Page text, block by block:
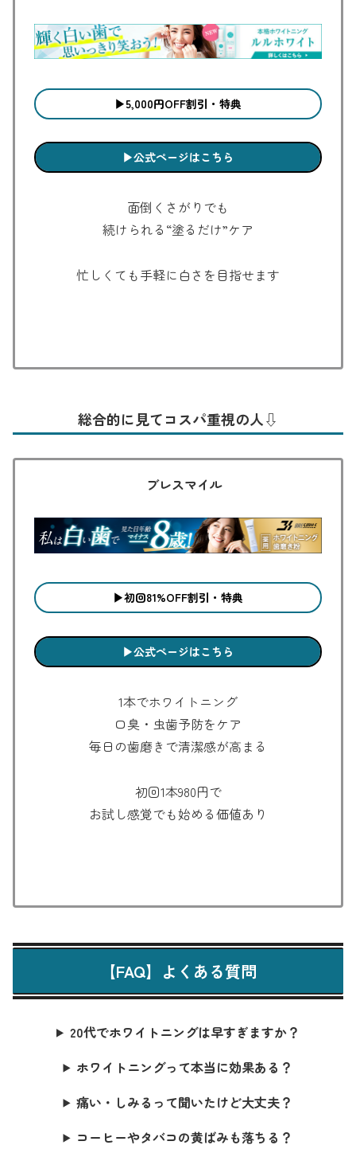
▶︎5,000円OFF割引・特典
▶︎公式ページはこちら
面倒くさがりでも
続けられる“塗るだけ”ケア
忙しくても手軽に白さを目指せます
総合的に見てコスパ重視の人⇩
ブレスマイル
▶︎初回81%OFF割引・特典
▶︎公式ページはこちら
1本でホワイトニング
口臭・虫歯予防をケア
毎日の歯磨きで清潔感が高まる
初回1本980円で
お試し感覚でも始める価値あり
【FAQ】よくある質問
20代でホワイトニングは早すぎますか？
ホワイトニングって本当に効果ある？
痛い・しみるって聞いたけど大丈夫？
コーヒーやタバコの黄ばみも落ちる？